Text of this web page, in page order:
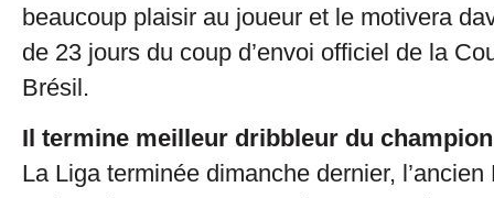
beaucoup plaisir au joueur et le motivera
de 23 jours du coup d’envoi officiel de la
Brésil.
Il termine meilleur dribbleur du
La Liga terminée dimanche dernier,